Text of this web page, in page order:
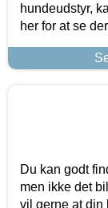
hundeudstyr,
her for at se
Du kan godt
men ikke det
vil gerne at din